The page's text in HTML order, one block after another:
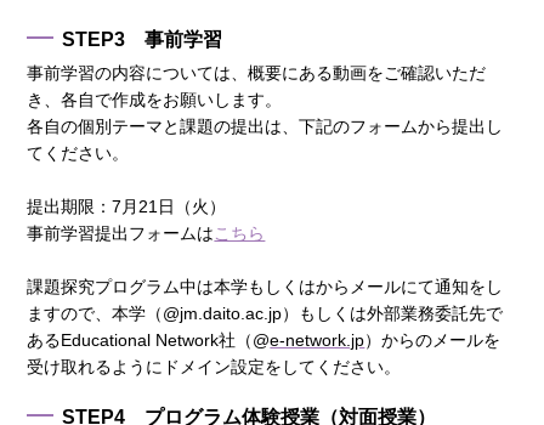
STEP3 事前学習
事前学習の内容については、概要にある動画をご確認いただ
き、各自で作成をお願いします。
各自の個別テーマと課題の提出は、下記のフォームから提出し
てください。
提出期限：7月21日（火）
事前学習提出フォームはこちら
課題探究プログラム中は本学もしくはからメールにて通知をし
ますので、本学（@jm.daito.ac.jp）もしくは外部業務委託先で
あるEducational Network社（@e-network.jp）からの メールを
受け取れるようにドメイン設定をしてください。
STEP4 プログラム体験授業（対面授業）